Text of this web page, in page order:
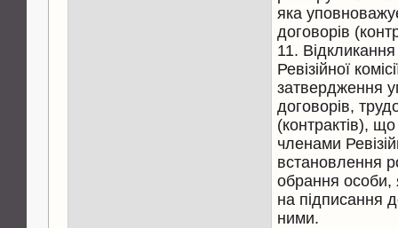
яка
договорів
11.
Ревізійної
затвердження
договорів,
(контрактів),
членами
встановлення
обрання особи,
на підписання
ними.